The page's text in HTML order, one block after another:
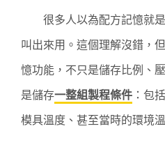
很多人以為配方記憶就是
叫出來用。這個理解沒錯，
憶功能，不只是儲存比例、
是儲存一整組製程條件 ：包
模具溫度、甚至當時的環境